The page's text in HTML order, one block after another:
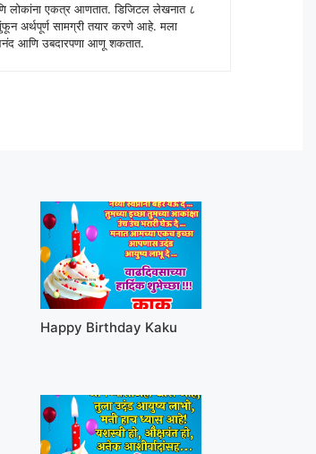
लोकांना एकत्र आणतात. डिजिटल लेखनात ८
अर्थपूर्ण सामग्री तयार करणे आहे. मला
आनंद आणि उबदारपणा आणू शकतात.
Happy Birthday Kaku